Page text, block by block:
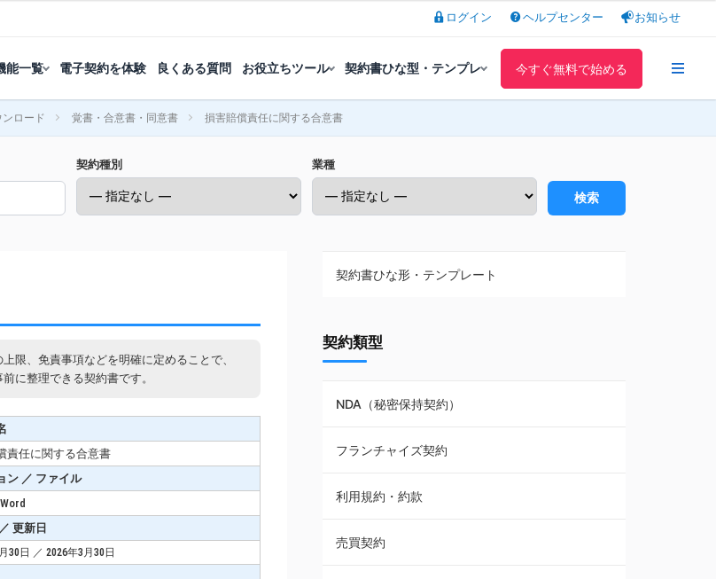
ログイン ヘルプセンター お知らせ
能一覧 電子契約を体験 良くある質問 お役立ちツール 契約書ひな型・テンプレ 今すぐ無料で始める
ロード 覚書・合意書・同意書 損害賠償責任に関する合意書
契約種別 業種
検索
限、免責事項などを明確に定めることで、
に整理できる契約書です。
責任に関する合意書
ン ／ ファイル
更新日
30日 ／ 2026年3月30日
契約書ひな形・テンプレート
NDA（秘密保持契約）
業務委託契約
利用規約・約款
覚書・合意書・同意書
承諾書
契約類型
NDA（秘密保持契約）
フランチャイズ契約
利用規約・約款
売買契約